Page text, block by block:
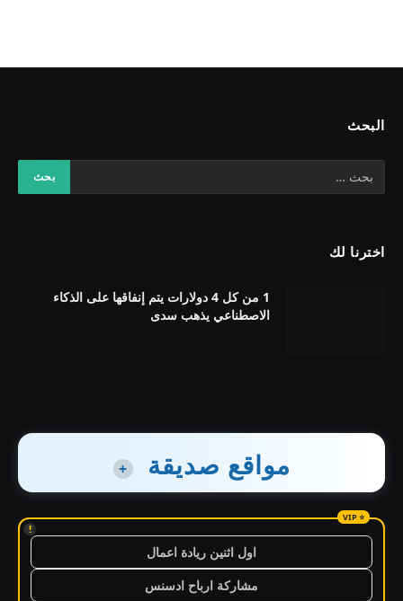
البحث
اخترنا لك
1 من كل 4 دولارات يتم إنفاقها على الذكاء
الاصطناعي يذهب سدى
مواقع صديقة +
!
اول اثنين ريادة اعمال
مشاركة ارباح ادسنس